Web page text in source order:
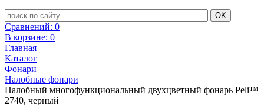
Сравнений: 0
В корзине: 0
Главная
Каталог
Фонари
Налобные фонари
Налобный многофункциональный двухцветный фонарь Peli™
2740, черный